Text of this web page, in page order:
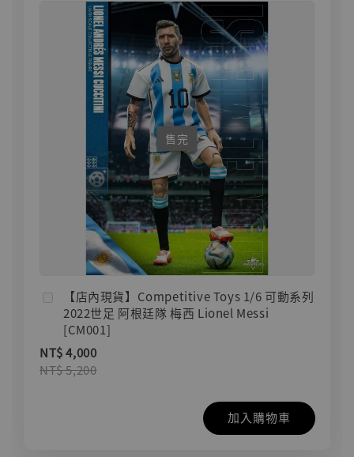
售完
【店內現貨】Competitive Toys 1/6 可動系列
2022世足 阿根廷隊 梅西 Lionel Messi
[CM001]
NT$ 4,000
NT$ 5,200
加入購物車